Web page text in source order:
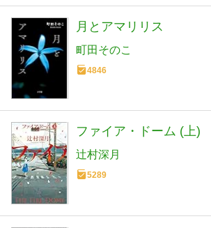
月とアマリリス
町田そのこ
4846
ファイア・ドーム (上)
辻村深月
5289